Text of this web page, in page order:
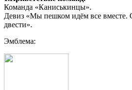
Команда «Каниськинцы».
Девиз «Мы пешком идём все вместе.
двести».
Эмблема: